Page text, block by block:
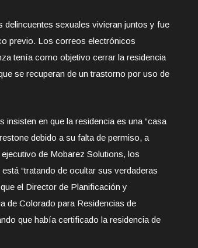
delincuentes sexuales vivieran juntos y fue
previo. Los correos electrónicos
tenía como objetivo cerrar la residencia
se recuperan de un trastorno por uso de
en que la residencia es una “casa
debido a su falta de permiso, a
de Mobarez Solutions, los
“tratando de ocultar sus verdaderas
el Director de Planificación y
de Colorado para Residencias de
que había certificado la residencia de